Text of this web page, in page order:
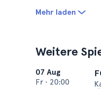
Mehr laden
Weitere
07 Aug
Fr • 20:00